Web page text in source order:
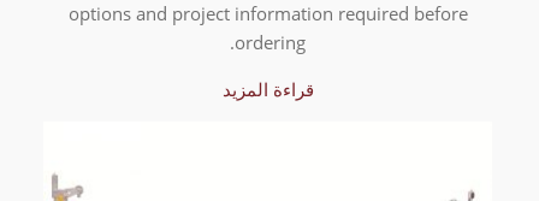
options and project information required before
ordering.
قراءة المزيد